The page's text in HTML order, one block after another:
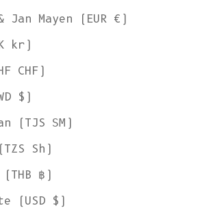
Jan Mayen (EUR €)
kr)
CHF)
$)
(TJS ЅМ)
Sh)
฿)
(USD $)